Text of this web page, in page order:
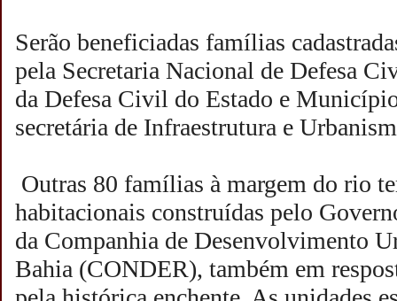
Serão beneficiadas famílias
pela Secretaria Nacional de Defesa
da Defesa Civil do Estado e
secretária de Infraestrutura e
Outras 80 famílias à margem do rio
habitacionais construídas pelo
da Companhia de Desenvolvimento
Bahia (CONDER), também em